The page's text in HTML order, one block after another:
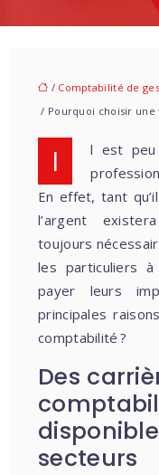
/ Comptabilité de
/ Pourquoi choisir
Il est peu probable que la demande de
En effet, tant
l’argent
toujours
les particuliers
payer leurs
principales
comptabilité ?
Des
secteurs